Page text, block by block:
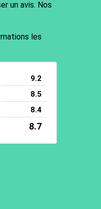
un avis. Nos
les
9.2
8.5
8.4
8.7